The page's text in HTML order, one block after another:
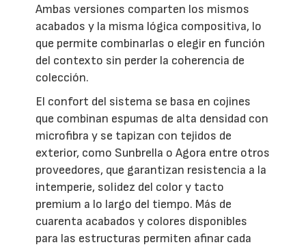
Ambas versiones comparten los mismos
acabados y la misma lógica compositiva, lo
que permite combinarlas o elegir en función
del contexto sin perder la coherencia de
colección.
El confort del sistema se basa en cojines
que combinan espumas de alta densidad con
microfibra y se tapizan con tejidos de
exterior, como Sunbrella o Agora entre otros
proveedores, que garantizan resistencia a la
intemperie, solidez del color y tacto
premium a lo largo del tiempo. Más de
cuarenta acabados y colores disponibles
para las estructuras permiten afinar cada